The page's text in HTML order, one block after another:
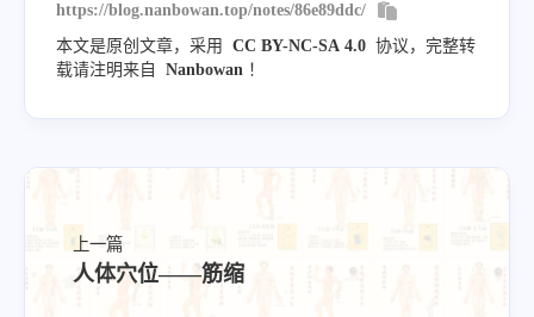
https://blog.nanbowan.top/notes/86e89ddc/
本文是原创文章，采用
CC BY-NC-SA 4.0 协议，完整转
载请注明来自
Nanbowan ！
上一篇
人体穴位——筋缩